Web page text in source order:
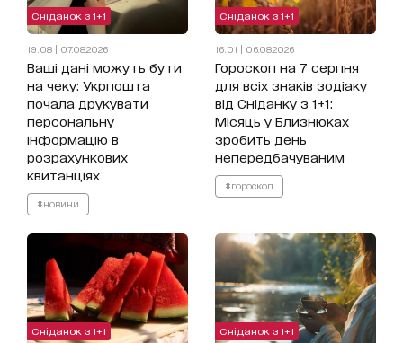
Сніданок з 1+1
19:08 | 07.08.2026
Ваші дані можуть бути
на чеку: Укрпошта
почала друкувати
персональну
інформацію в
розрахункових
квитанціях
#новини
Сніданок з 1+1
16:01 | 06.08.2026
Гороскоп на 7 серпня
для всіх знаків зодіаку
від Сніданку з 1+1:
Місяць у Близнюках
зробить день
непередбачуваним
#гороскоп
Сніданок з 1+1 Сніданок з 1+1